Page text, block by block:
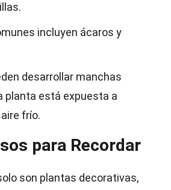
incluyen ácaros y
desarrollar manchas
planta está expuesta a
frío.
para Recordar
son plantas decorativas,